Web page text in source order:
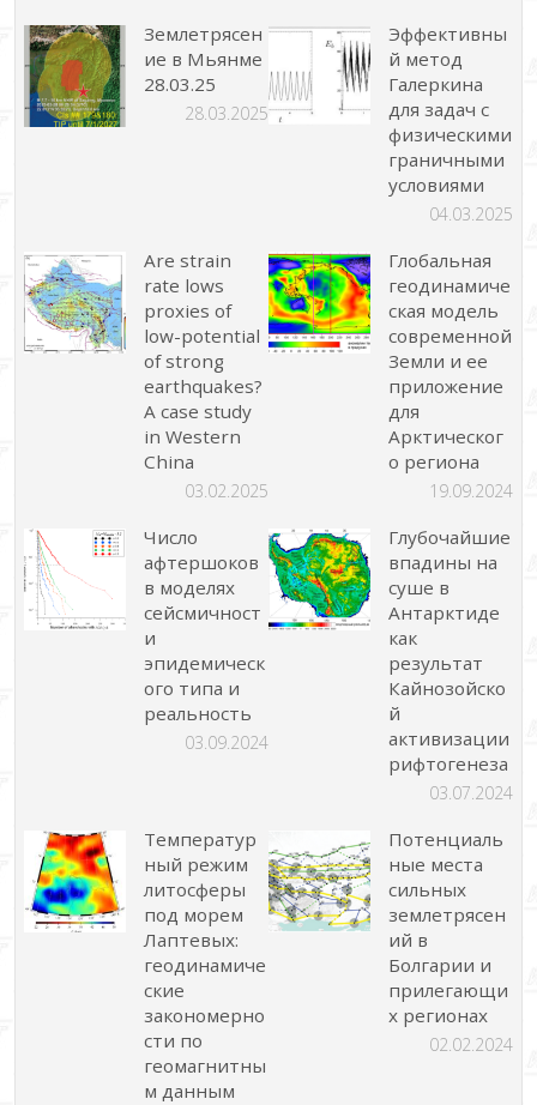
Землетрясен
ие в Мьянме
28.03.25
28.03.2025
Эффективны
й метод
Галеркина
для задач с
физическими
граничными
условиями
04.03.2025
Are strain
rate lows
proxies of
low-potential
of strong
earthquakes?
A case study
in Western
China
03.02.2025
Глобальная
геодинамиче
ская модель
современной
Земли и ее
приложение
для
Арктическог
о региона
19.09.2024
Число
афтершоков
в моделях
сейсмичност
и
эпидемическ
ого типа и
реальность
03.09.2024
Глубочайшие
впадины на
суше в
Антарктиде
как
результат
Кайнозойско
й
активизации
рифтогенеза
03.07.2024
Температур
ный режим
литосферы
под морем
Лаптевых:
геодинамиче
ские
закономерно
сти по
геомагнитны
м данным
Потенциаль
ные места
сильных
землетрясен
ий в
Болгарии и
прилегающи
х регионах
02.02.2024